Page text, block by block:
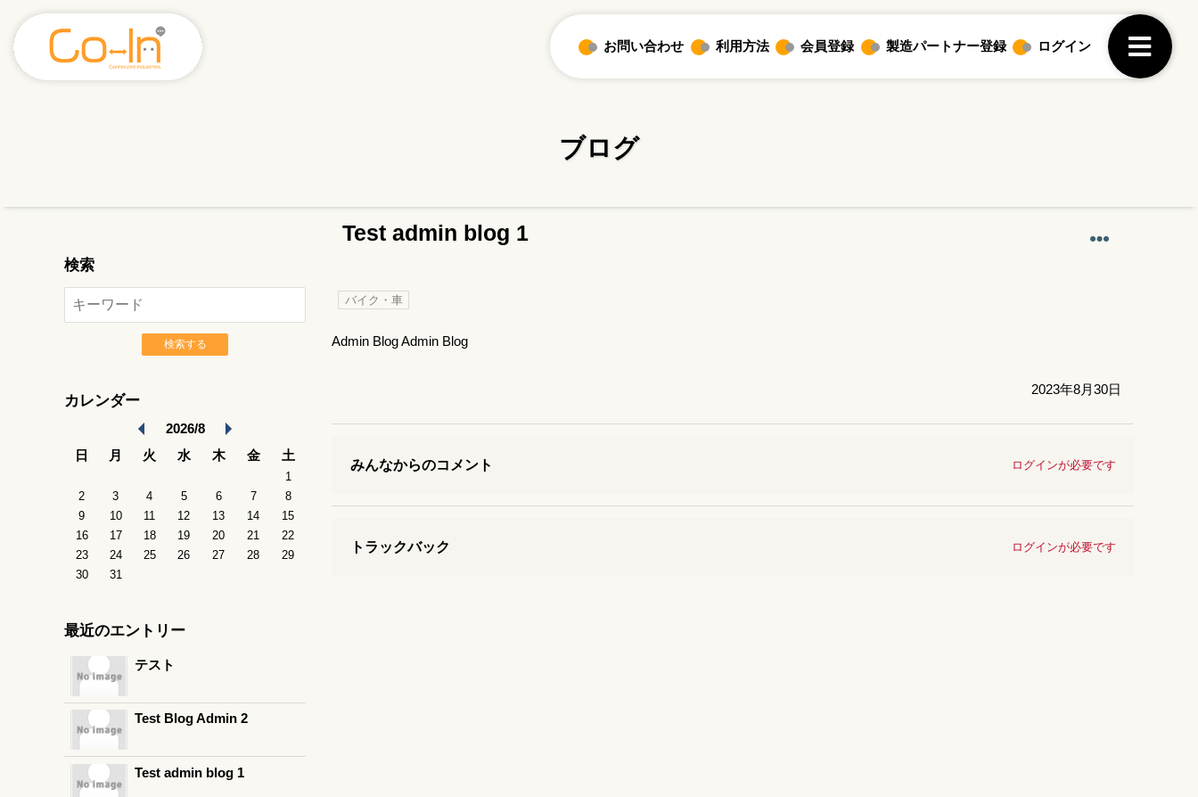
お問い合わせ 利用方法 会員登録 製造パートナー登録 ログイン
ブログ
Test admin blog 1
バイク・車
Admin Blog Admin Blog
2023年8月30日
みんなからのコメント ログインが必要です
トラックバック ログインが必要です
検索
検索する
カレンダー
2026/8
日
月 火 水 木 金 土
1
2
3 4 5 6 7
8
9
10 11 12 13 14
15
16
17 18 19 20 21
22
23
24 25 26 27 28
29
30
31
最近のエントリー
テスト
Test Blog Admin 2
Test admin blog 1